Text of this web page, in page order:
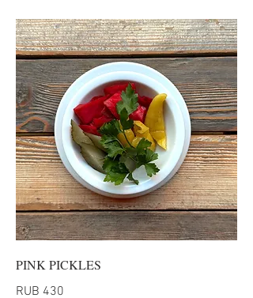
PINK PICKLES
RUB 430